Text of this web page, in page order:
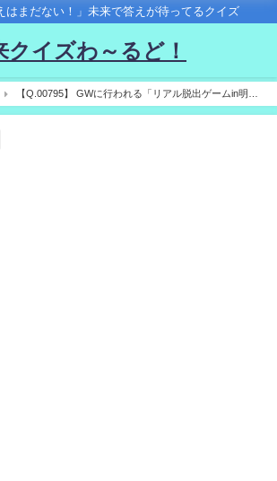
はまだない！」未来で答えが待ってるクイズ
クイズわ～るど！
【Q.00795】 GWに行われる「リアル脱出ゲームin明治
土)に発表されるコラボの対象は？